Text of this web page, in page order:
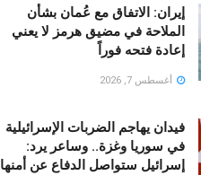
إيران: الاتفاق مع عُمان بشأن
الملاحة في مضيق هرمز لا يعني
إعادة فتحه فوراً
أغسطس 7, 2026
فيدان يهاجم الضربات الإسرائيلية
في سوريا وغزة.. وساعر يرد:
إسرائيل ستواصل الدفاع عن أمنها